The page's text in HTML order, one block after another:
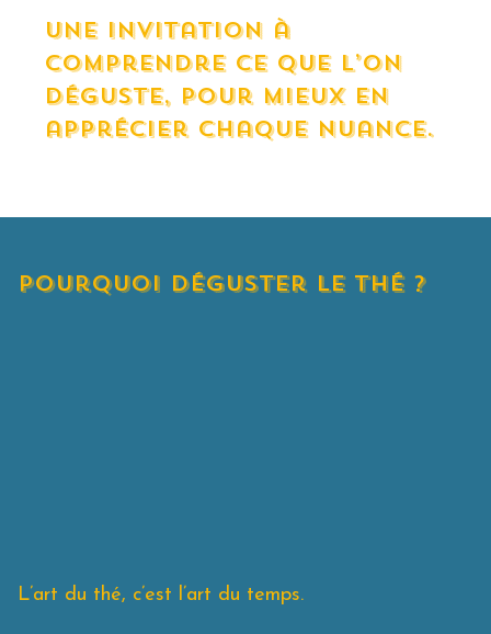
Une invitation à
comprendre ce que l’on
déguste, pour mieux en
apprécier chaque nuance.
pourquoi déguster le thé ?
L’art du thé, c’est l’art du temps.